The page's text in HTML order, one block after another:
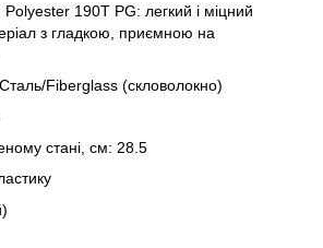
190T PG: легкий і міцний
з гладкою, приємною на
Fiberglass (скловолокно)
стані, см: 28.5